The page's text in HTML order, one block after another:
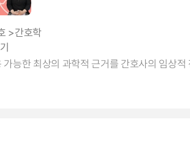
>간호학
가능한 최상의 과학적 근거를 간호사의 임상